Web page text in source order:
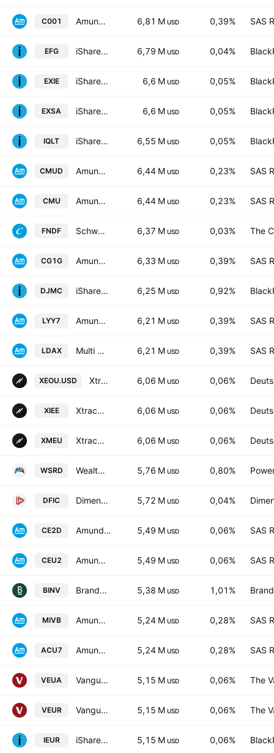
C001 Amundi Core DAX UCITS ETF Dist 6,81 M USD 0,39% SAS
EFG iShares MSCI EAFE Growth ETF 6,79 M USD 0,04%
EXIE iShares STOXX Europe 600 UCITS ETF (DE) EUR (Dist). Units 6,6 M USD 0,05%
EXSA iShares STOXX Europe 600 UCITS ETF 6,6 M USD 0,05%
IQLT iShares MSCI Intl Quality Factor ETF 6,55 M USD 0,05%
CMUD Amundi MSCI EMU ESG Selection UCITS ETF DR - EUR (D) 6,44 M USD 0,23% SAS
CMU Amundi MSCI EMU ESG Selection -UCITS ETF DR- Capitalisation 6,44 M USD 0,23% SAS
FNDF Schwab Fundamental International Equity ETF 6,37 M USD 0,03% The
CG1G Amundi ETF DAX UCITS ETF (DR) FCP 6,33 M USD 0,39% SAS
DJMC iShares EURO STOXX Mid UCITS ETF 6,25 M USD 0,92%
LYY7 Amundi DAX II UCITS ETF Acc 6,21 M USD 0,39% SAS
LDAX Multi Units Luxembourg SICAV - Amundi DAX II D 6,21 M USD 0,39% SAS
XEOU.USD Xtrackers MSCI EUROPE UCITS ETF Capitalisation 2C 6,06 M USD 0,06%
XIEE Xtrackers MSCI EUROPE UCITS ETF Distribution 1D 6,06 M USD 0,06%
XMEU Xtrackers MSCI EUROPE UCITS ETF Capitalisation 1C 6,06 M USD 0,06%
WSRD Wealthsimple Developed Markets ex North America Socially Responsible Index ETF 5,76 M USD 0,80%
DFIC Dimensional International Core Equity 2 ETF 5,72 M USD 0,04%
CE2D Amundi Index Solutions - MSCI Europe UCITS ETF DR 5,49 M USD 0,06% SAS
CEU2 Amundi Index Solutions - MSCI Europe UCITS ETF DR 5,49 M USD 0,06% SAS
BINV Brandes International ETF 5,38 M USD 1,01%
MIVB Amundi MSCI Europe SRI Climate Paris Aligned UCITS ETF DR C Capitalisation 5,24 M USD 0,28% SAS
ACU7 Amundi MSCI Europe SRI Climate Paris Aligned UCITS ETF DR (D) 5,24 M USD 0,28% SAS
VEUA Vanguard FTSE Developed Europe UCITS ETF Accum EUR 5,15 M USD 0,06% The
VEUR Vanguard FTSE Developed Europe UCITS ETF 5,15 M USD 0,06% The
IEUR iShares Core MSCI Europe ETF 5,15 M USD 0,06%